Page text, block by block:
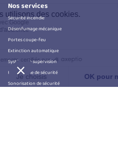
Nos services
Sécurité incendie
Désenfumage mécanique
Portes coupe-feu
Extinction automatique
Système de supervision
Interphonie de sécurité
Sonorisation de sécurité